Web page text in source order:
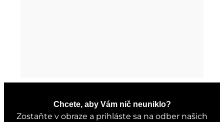
Chcete, aby Vám nič neuniklo?
Zostaňte v obraze a prihláste sa na odber našich